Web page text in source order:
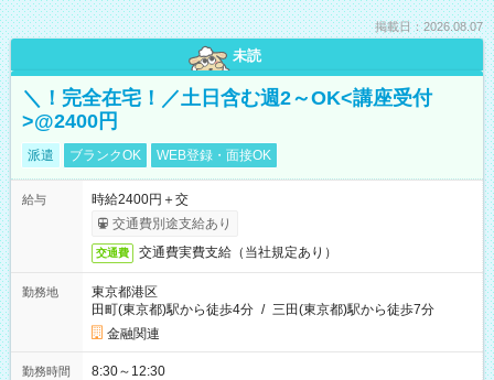
掲載日：2026.08.07
未読
＼！完全在宅！／土日含む週2～OK<講座受付
>@2400円
派遣 ブランクOK WEB登録・面接OK
給与
時給2400円＋交
交通費別途支給あり
交通費 交通費実費支給（当社規定あり）
勤務地
東京都港区
田町(東京都)駅から徒歩4分 / 三田(東京都)駅から徒歩7分
金融関連
勤務時間 8:30～12:30